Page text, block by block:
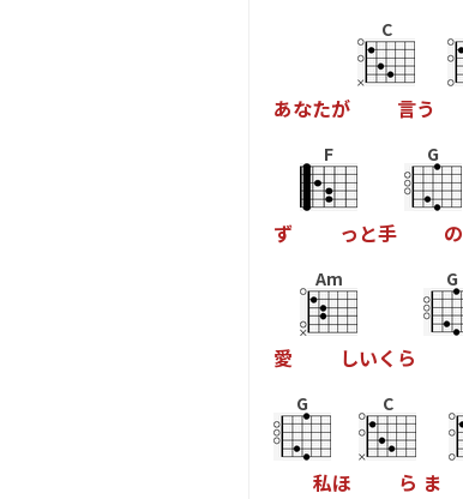
あなたが
C
言う
ず
F
っ と手
G
の
愛
Am
しいく ら
G
G
私ほ
C
ら ま